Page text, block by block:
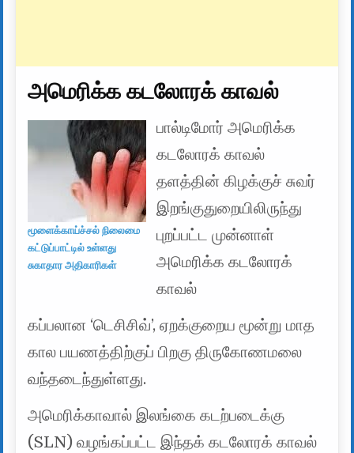
அமெரிக்க கடலோரக் காவல்
மூளைக்காய்ச்சல் நிலைமை
கட்டுப்பாட்டில் உள்ளது
சுகாதார அதிகாரிகள்
பால்டிமோர் அமெரிக்க
கடலோரக் காவல்
தளத்தின் கிழக்குச் சுவர்
இறங்குதுறையிலிருந்து
புறப்பட்ட முன்னாள்
அமெரிக்க கடலோரக்
காவல்
கப்பலான ‘டெசிசிவ்’, ஏறக்குறைய மூன்று மாத
கால பயணத்திற்குப் பிறகு திருகோணமலை
வந்தடைந்துள்ளது.
அமெரிக்காவால் இலங்கை கடற்படைக்கு
(SLN) வழங்கப்பட்ட இந்தக் கடலோரக் காவல்